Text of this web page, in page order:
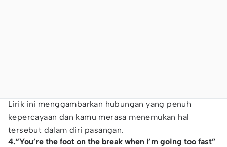
Lirik ini menggambarkan hubungan yang penuh
kepercayaan dan kamu merasa menemukan hal
tersebut dalam diri pasangan.
4.“You’re the foot on the break when I’m going too fast”